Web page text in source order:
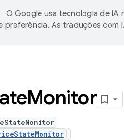
O Google usa tecnologia de IA
preferência. As traduções com
Monitor